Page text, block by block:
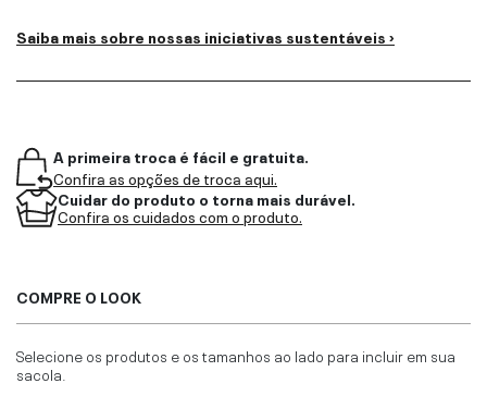
Saiba mais sobre nossas iniciativas sustentáveis ›
A primeira troca é fácil e gratuita.
Confira as opções de troca aqui.
Cuidar do produto o torna mais durável.
Confira os cuidados com o produto.
COMPRE O LOOK
Selecione os produtos e os tamanhos ao lado para incluir em sua
sacola.